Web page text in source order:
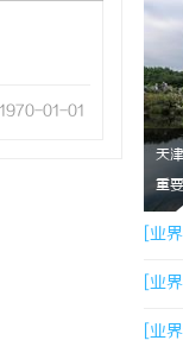
1970-01-01
天
重
[业
密与
[业
[业